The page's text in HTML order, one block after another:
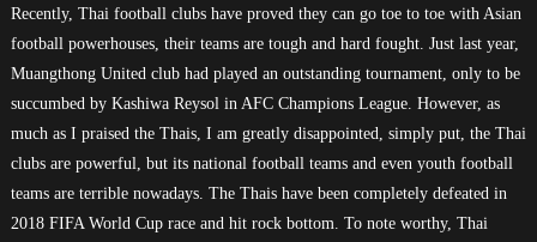
Recently, Thai football clubs have proved they can go toe to toe with Asian
football powerhouses, their teams are tough and hard fought. Just last year,
Muangthong United club had played an outstanding tournament, only to be
succumbed by Kashiwa Reysol in AFC Champions League. However, as
much as I praised the Thais, I am greatly disappointed, simply put, the Thai
clubs are powerful, but its national football teams and even youth football
teams are terrible nowadays. The Thais have been completely defeated in
2018 FIFA World Cup race and hit rock bottom. To note worthy, Thai